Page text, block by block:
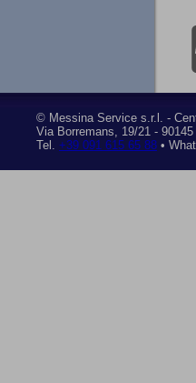
© Messina Service s.r.l. -
Via Borremans, 19/21 -
Tel. +39 091 615 65 88 •